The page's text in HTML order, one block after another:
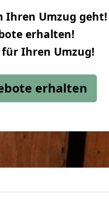
Ihren Umzug geht!
erhalten!
für Ihren Umzug!
erhalten